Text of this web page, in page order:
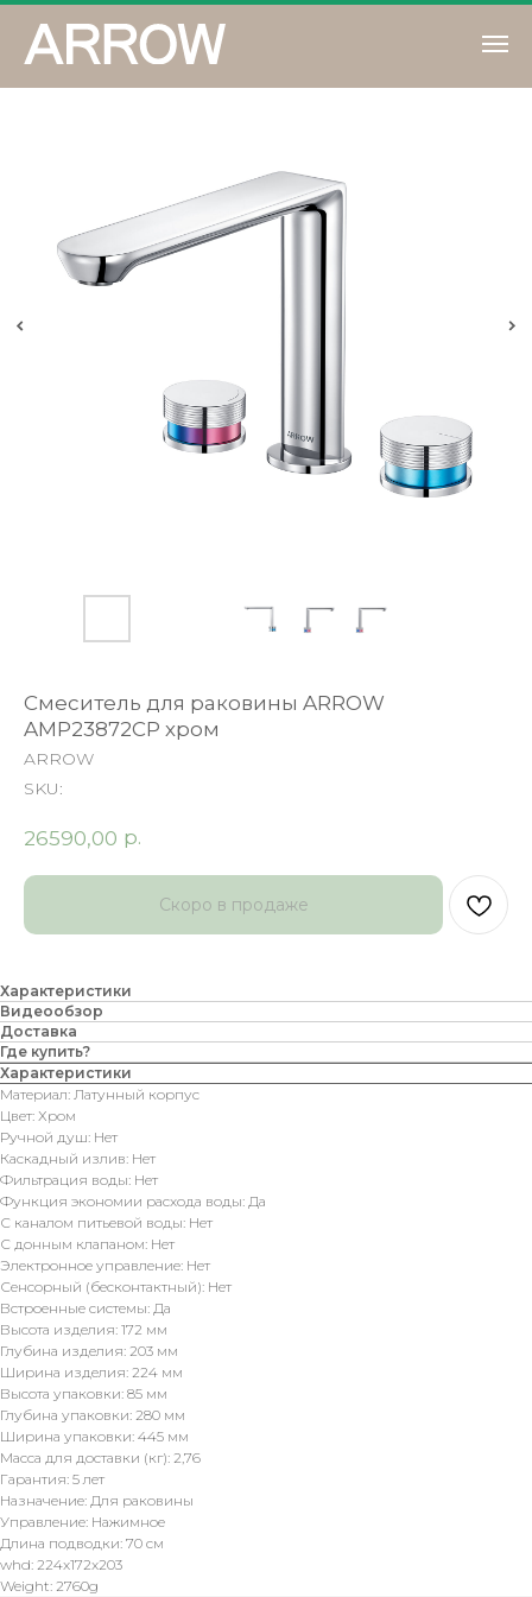
Смеситель для раковины ARROW
AMP23872CP хром
ARROW
SKU:
26590,00 р.
Характеристики
Видеообзор
Доставка
Где купить?
Характеристики
Материал: Латунный корпус
Цвет: Хром
Ручной душ: Нет
Каскадный излив: Нет
Фильтрация воды: Нет
Функция экономии расхода воды: Да
С каналом питьевой воды: Нет
С донным клапаном: Нет
Электронное управление: Нет
Сенсорный (бесконтактный): Нет
Встроенные системы: Да
Высота изделия: 172 мм
Глубина изделия: 203 мм
Ширина изделия: 224 мм
Высота упаковки: 85 мм
Глубина упаковки: 280 мм
Ширина упаковки: 445 мм
Масса для доставки (кг): 2,76
Гарантия: 5 лет
Назначение: Для раковины
Управление: Нажимное
Длина подводки: 70 см
whd: 224x172x203
Weight: 2760g